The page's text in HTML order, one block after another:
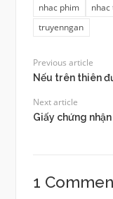
nhac phim
truyenngan
Previous article
Nếu trên thiên
Next article
Giấy chứng
1